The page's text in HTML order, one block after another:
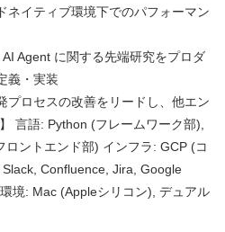
ネイティブ環境下でのパフォーマン
Agent に関する先端研究をプロダ
義・実装
プロセスの改善をリードし、他エン
言語: Python (フレームワーク部),
ントエンド部) インフラ: GCP (コ
Confluence, Jira, Google
境: Mac (Appleシリコン), デュアル